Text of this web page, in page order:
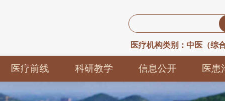
医疗前线 科研教学
科研动态
信息公开 医患
养生